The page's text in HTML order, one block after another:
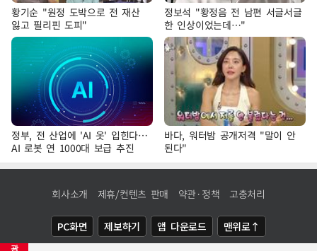
광
황기순 "원정 도박으로 전 재산
잃고 필리핀 도피"
정보석 "황정음 전 남편 서글서글
한 인상이었는데…"
정부, 전 산업에 'AI 옷' 입힌다…
AI 로봇 연 1000대 보급 추진
바다, 워터밤 공개저격 "말이 안
된다"
회사소개 제휴/컨텐츠 판매 약관·정책 고충처리
PC화면 제보하기 앱 다운로드 맨위로↑